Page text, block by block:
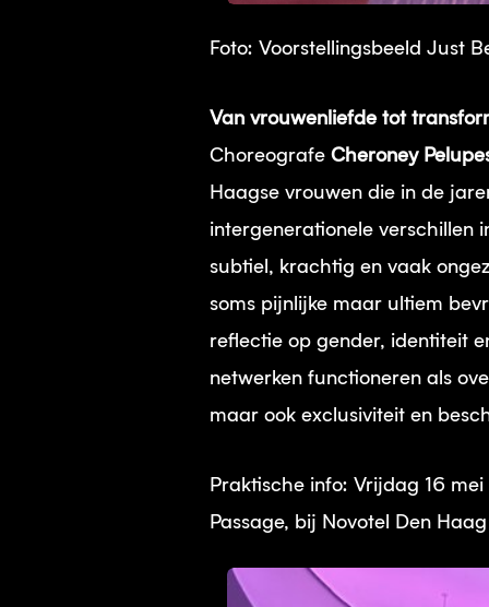
Foto: Voorstellingsbeeld Just
Van vrouwenliefde tot
Choreografe Cheroney
Haagse vrouwen die in de
intergenerationele verschillen
subtiel, krachtig en vaak
soms pijnlijke maar ultiem
reflectie op gender, identiteit
netwerken functioneren als
maar ook exclusiviteit en
Praktische info: Vrijdag 16
Passage, bij Novotel Den